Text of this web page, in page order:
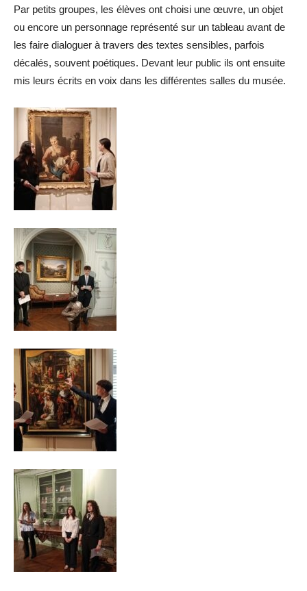
Par petits groupes, les élèves ont choisi une œuvre, un objet
ou encore un personnage représenté sur un tableau avant de
les faire dialoguer à travers des textes sensibles, parfois
décalés, souvent poétiques. Devant leur public ils ont ensuite
mis leurs écrits en voix dans les différentes salles du musée.